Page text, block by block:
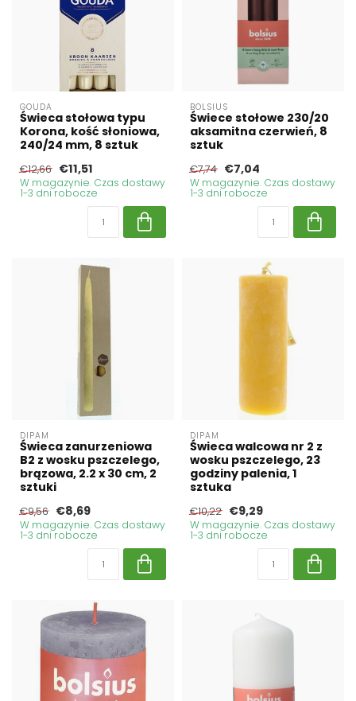
GOUDA
Świeca stołowa typu
Korona, kość słoniowa,
240/24 mm, 8 sztuk
€12,66 €11,51
W magazynie. Czas dostawy
1-3 dni robocze
BOLSIUS
Świece stołowe 230/20
aksamitna czerwień, 8
sztuk
€7,74 €7,04
W magazynie. Czas dostawy
1-3 dni robocze
DIPAM
Świeca zanurzeniowa
B2 z wosku pszczelego,
brązowa, 2.2 x 30 cm, 2
sztuki
€9,56 €8,69
W magazynie. Czas dostawy
1-3 dni robocze
DIPAM
Świeca walcowa nr 2 z
wosku pszczelego, 23
godziny palenia, 1
sztuka
€10,22 €9,29
W magazynie. Czas dostawy
1-3 dni robocze